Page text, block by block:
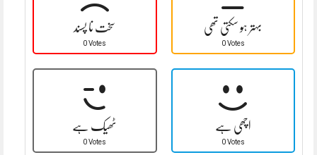
سخت نا پسند
0 Votes
بہتر ہو سکتی تھی
0 Votes
ٹھیک ہے
0 Votes
اچھی ہے
0 Votes